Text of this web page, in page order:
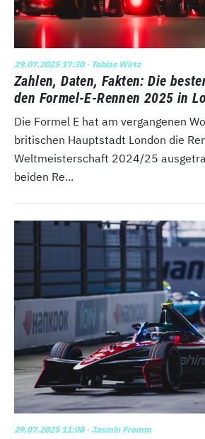
29.07.2025 17:30· Tobias Wirtz
Zahlen, Daten, Fakten: Die
den Formel-E-Rennen 2025 in
Die Formel E hat am vergangenen
britischen Hauptstadt London die
Weltmeisterschaft 2024/25
beiden Re...
29.07.2025 11:08· Jasmin Fromm